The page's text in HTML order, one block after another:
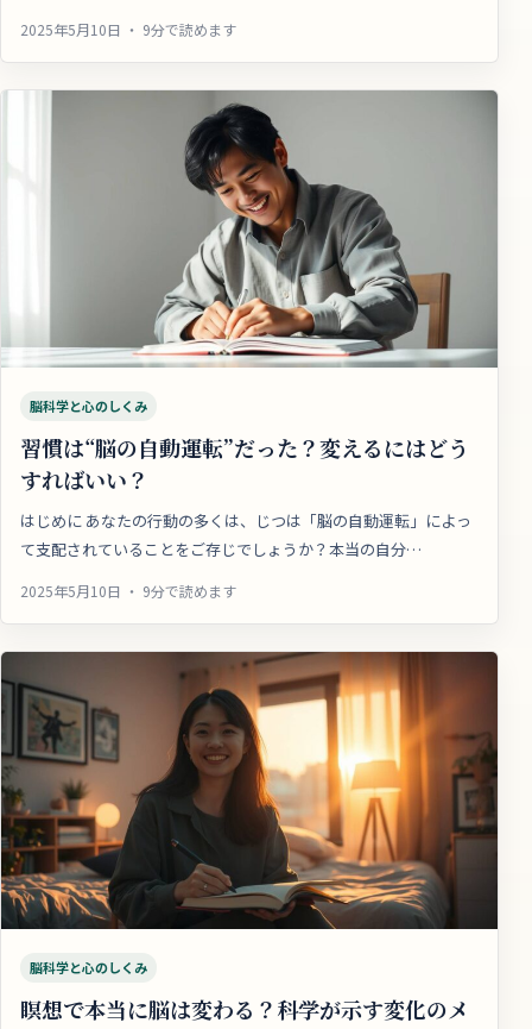
2025年5月10日 ・ 9分で読めます
脳科学と心のしくみ
習慣は“脳の自動運転”だった？変えるにはどう
すればいい？
はじめに あなたの行動の多くは、じつは「脳の自動運転」によっ
て支配されていることをご存じでしょうか？本当の自分…
2025年5月10日 ・ 9分で読めます
脳科学と心のしくみ
瞑想で本当に脳は変わる？科学が示す変化のメ